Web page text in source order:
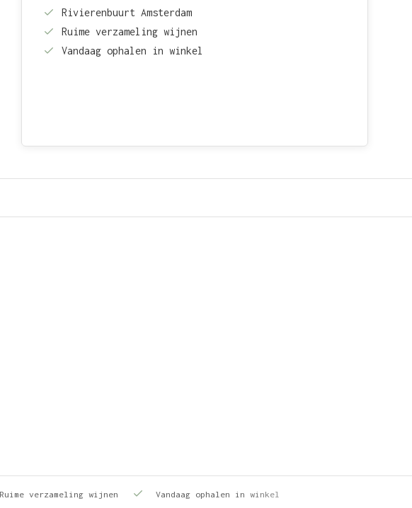
Rivierenbuurt Amsterdam
Ruime verzameling wijnen
Vandaag ophalen in winkel
Ruime verzameling wijnen Vandaag ophalen in winkel